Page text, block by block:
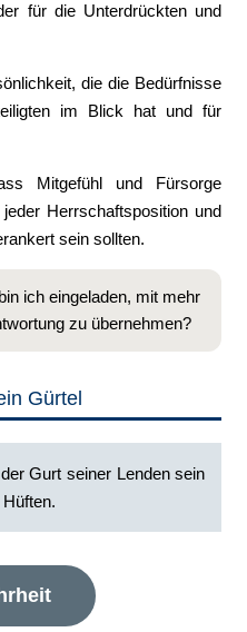
für die Unterdrückten und
die die Bedürfnisse
im Blick hat und für
Mitgefühl und Fürsorge
Herrschaftsposition und
sein sollten.
ich eingeladen, mit mehr
zu übernehmen?
Gürtel
Gurt seiner Lenden sein